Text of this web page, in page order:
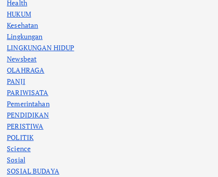
Health
HUKUM
Kesehatan
Lingkungan
LINGKUNGAN HIDUP
Newsbeat
OLAHRAGA
PANJI
PARIWISATA
Pemerintahan
PENDIDIKAN
PERISTIWA
POLITIK
Science
Sosial
SOSIAL BUDAYA